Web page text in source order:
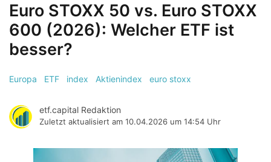
Euro STOXX 50 vs. Euro STOXX
600 (2026): Welcher ETF ist
besser?
Europa ETF index Aktienindex euro stoxx
etf.capital Redaktion
Zuletzt aktualisiert am 10.04.2026 um 14:54 Uhr